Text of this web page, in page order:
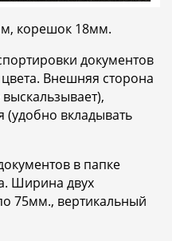
корешок 18мм.
документов
Внешняя сторона
(удобно вкладывать
в папке
Ширина двух
75мм., вертикальный